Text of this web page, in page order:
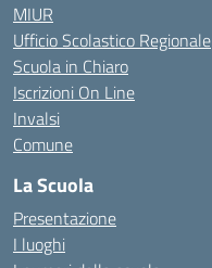
MIUR
Ufficio Scolastico Regionale
Scuola in Chiaro
Iscrizioni On Line
Invalsi
Comune
La Scuola
Presentazione
I luoghi